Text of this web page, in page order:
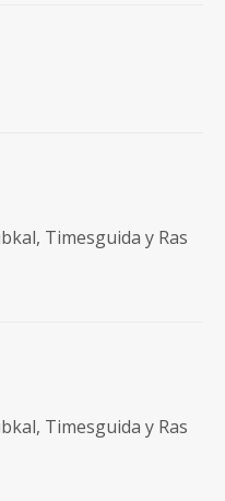
Timesguida y Ras
Timesguida y Ras